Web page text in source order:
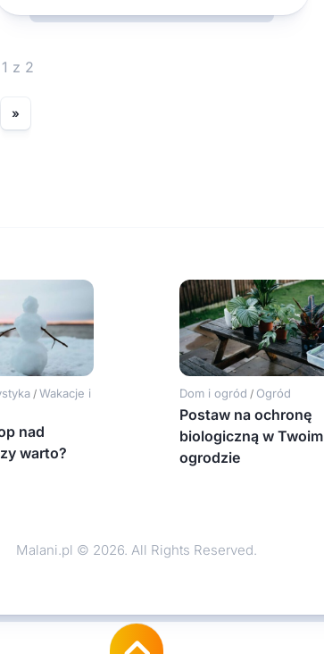
z 2
»
/Wakacje i
nad
warto?
Dom i ogród / Ogród
Postaw na ochronę
biologiczną w Twoim
ogrodzie
Malani.pl © 2026. All Rights Reserved.